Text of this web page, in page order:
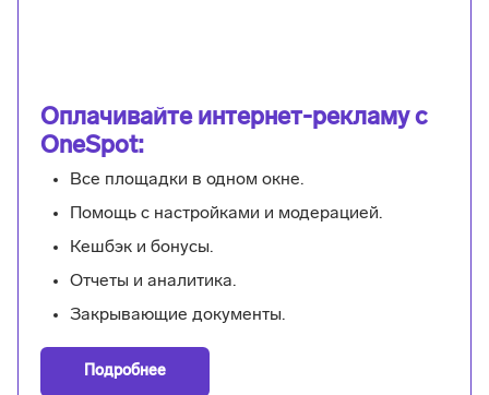
Оплачивайте интернет-рекламу с
OneSpot:
Все площадки в одном окне.
Помощь с настройками и модерацией.
Кешбэк и бонусы.
Отчеты и аналитика.
Закрывающие документы.
Подробнее